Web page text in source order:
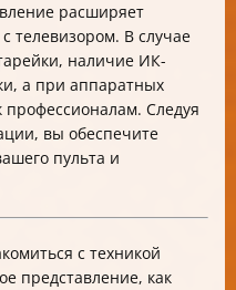
расширяет
телевизором. В случае
наличие ИК-
а при аппаратных
профессионалам. Следуя
вы обеспечите
пульта и
с техникой
представление, как